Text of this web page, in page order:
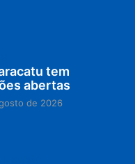
tem
abertas
de 2026